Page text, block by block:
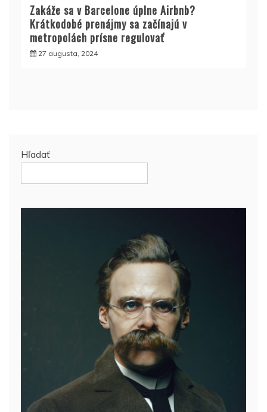
Zakáže sa v Barcelone úplne Airbnb?
Krátkodobé prenájmy sa začínajú v
metropolách prísne regulovať
27 augusta, 2024
Hľadať